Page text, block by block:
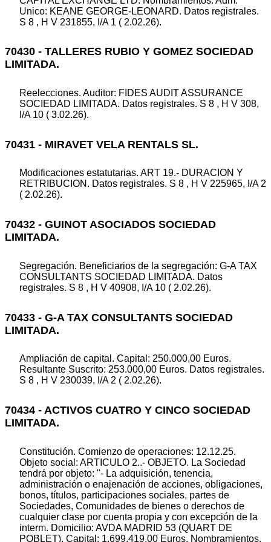
Unico: KEANE GEORGE-LEONARD. Datos registrales.
S 8 , H V 231855, I/A 1 ( 2.02.26).
70430 - TALLERES RUBIO Y GOMEZ SOCIEDAD
LIMITADA.
Reelecciones. Auditor: FIDES AUDIT ASSURANCE
SOCIEDAD LIMITADA. Datos registrales. S 8 , H V 308,
I/A 10 ( 3.02.26).
70431 - MIRAVET VELA RENTALS SL.
Modificaciones estatutarias. ART 19.- DURACION Y
RETRIBUCION. Datos registrales. S 8 , H V 225965, I/A 2
( 2.02.26).
70432 - GUINOT ASOCIADOS SOCIEDAD
LIMITADA.
Segregación. Beneficiarios de la segregación: G-A TAX
CONSULTANTS SOCIEDAD LIMITADA. Datos
registrales. S 8 , H V 40908, I/A 10 ( 2.02.26).
70433 - G-A TAX CONSULTANTS SOCIEDAD
LIMITADA.
Ampliación de capital. Capital: 250.000,00 Euros.
Resultante Suscrito: 253.000,00 Euros. Datos registrales.
S 8 , H V 230039, I/A 2 ( 2.02.26).
70434 - ACTIVOS CUATRO Y CINCO SOCIEDAD
LIMITADA.
Constitución. Comienzo de operaciones: 12.12.25.
Objeto social: ARTICULO 2..- OBJETO. La Sociedad
tendrá por objeto: "- La adquisición, tenencia,
administración o enajenación de acciones, obligaciones,
bonos, títulos, participaciones sociales, partes de
Sociedades, Comunidades de bienes o derechos de
cualquier clase por cuenta propia y con excepción de la
interm. Domicilio: AVDA MADRID 53 (QUART DE
POBLET). Capital: 1.699.419,00 Euros. Nombramientos.